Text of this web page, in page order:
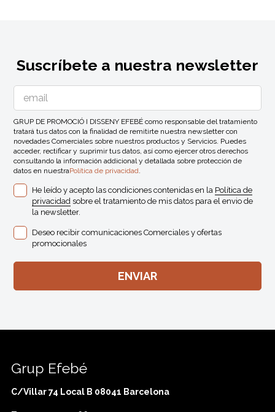
Suscríbete a nuestra newsletter
GRUP DE PROMOCIÓ I DISSENY EFEBÉ como responsable del tratamiento
tratará tus datos con la finalidad de remitirte nuestra newsletter con
novedades Comerciales sobre nuestros productos y Servicios. Puedes
acceder, rectificar y suprimir tus datos, así como ejercer otros derechos
consultando la información addicional y detallada sobre protección de
datos en nuestraPolítica de privacidad.
He leído y acepto las condiciones contenidas en la Política de
privacidad sobre el tratamiento de mis datos para el envio de
la newsletter.
Deseo recibir comunicaciones Comerciales y ofertas
promocionales
Grup Efebé
C/Villar 74 Local B 08041 Barcelona